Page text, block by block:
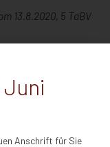
13.8.2020, 5 TaBV
Juni
Anschrift für Sie